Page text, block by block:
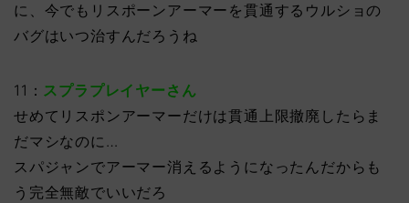
に、今でもリスポーンアーマーを貫通するウルショの
バグはいつ治すんだろうね
11： スプラプレイヤーさん
せめてリスポンアーマーだけは貫通上限撤廃したらま
だマシなのに…
スパジャンでアーマー消えるようになったんだからも
う完全無敵でいいだろ